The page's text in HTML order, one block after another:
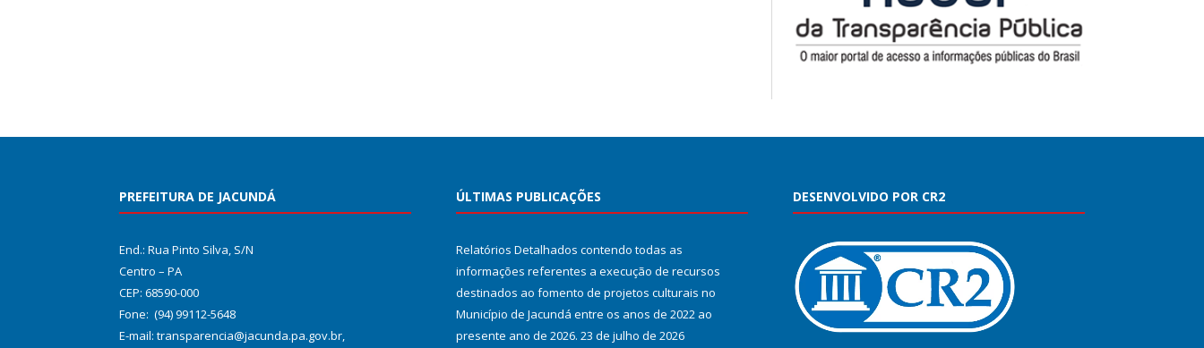
PREFEITURA DE JACUNDÁ
End.: Rua Pinto Silva, S/N
Centro – PA
CEP: 68590-000
Fone: (94) 99112-5648
E-mail: transparencia@jacunda.pa.gov.br,
ÚLTIMAS PUBLICAÇÕES
Relatórios Detalhados contendo todas as
informações referentes a execução de recursos
destinados ao fomento de projetos culturais no
Município de Jacundá entre os anos de 2022 ao
presente ano de 2026. 23 de julho de 2026
DESENVOLVIDO POR CR2